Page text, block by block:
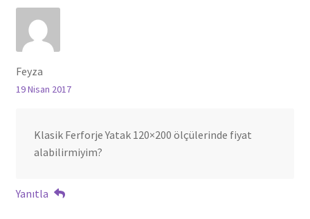
Feyza
19 Nisan 2017
Klasik Ferforje Yatak 120×200 ölçülerinde fiyat
alabilirmiyim?
Yanıtla